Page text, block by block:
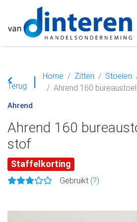
Terug
Home Zitten Stoelen
Ahrend 160
Ahrend
Ahrend 160
stof
Staffelkorting
Gebruikt (?)